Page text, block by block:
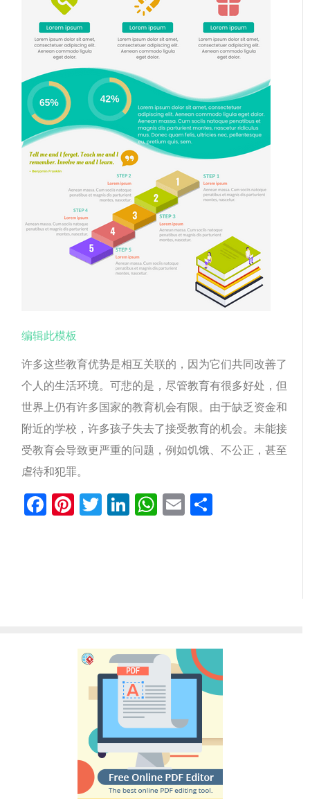
编辑此模板
许多这些教育优势是相互关联的，因为它们共同改善了
个人的生活环境。可悲的是，尽管教育有很多好处，但
世界上仍有许多国家的教育机会有限。由于缺乏资金和
附近的学校，许多孩子失去了接受教育的机会。未能接
受教育会导致更严重的问题，例如饥饿、不公正，甚至
虐待和犯罪。
Facebook
Pinterest
Twitter
LinkedIn
WhatsApp
Email